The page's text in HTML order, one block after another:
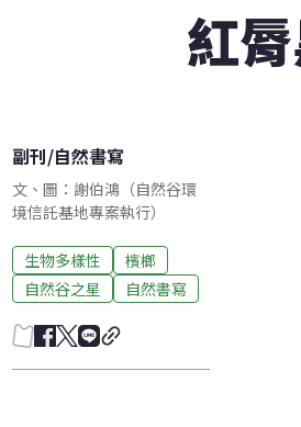
紅
副刊/自然書寫
文、圖：謝伯鴻（自然谷環
境信託基地專案執行）
生物多樣性
檳榔
自然谷之星
自然書寫